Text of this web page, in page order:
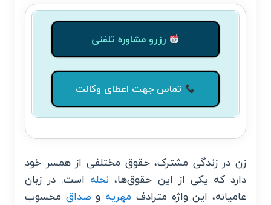
رزرو مشاوره تلفنی
تماس جهت اعطای وکالت
زن در زندگی مشترک، حقوق مختلفی از همسر خود
دارد که یکی از این حقوق‌ها، نحله است. در زبان
عامیانه، این واژه مترادف مهریه و صداق محسوب